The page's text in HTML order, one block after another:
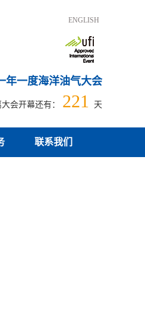
ENGLISH
年一度海洋油气大会
大会开幕还有： 221 天
联系我们